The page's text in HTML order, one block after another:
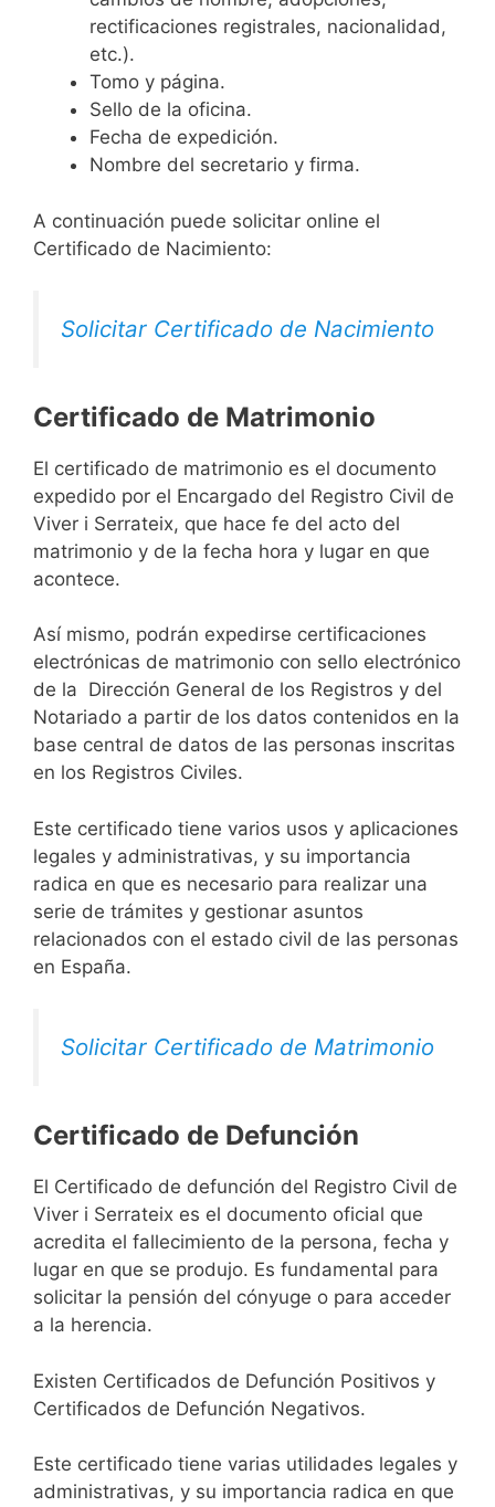
rectificaciones registrales, nacionalidad,
etc.).
Tomo y página.
Sello de la oficina.
Fecha de expedición.
Nombre del secretario y firma.
A continuación puede solicitar online el
Certificado de Nacimiento:
Solicitar Certificado de Nacimiento
Certificado de Matrimonio
El certificado de matrimonio es el documento
expedido por el Encargado del Registro Civil de
Viver i Serrateix, que hace fe del acto del
matrimonio y de la fecha hora y lugar en que
acontece.
Así mismo, podrán expedirse certificaciones
electrónicas de matrimonio con sello electrónico
de la Dirección General de los Registros y del
Notariado a partir de los datos contenidos en la
base central de datos de las personas inscritas
en los Registros Civiles.
Este certificado tiene varios usos y aplicaciones
legales y administrativas, y su importancia
radica en que es necesario para realizar una
serie de trámites y gestionar asuntos
relacionados con el estado civil de las personas
en España.
Solicitar Certificado de Matrimonio
Certificado de Defunción
El Certificado de defunción del Registro Civil de
Viver i Serrateix es el documento oficial que
acredita el fallecimiento de la persona, fecha y
lugar en que se produjo. Es fundamental para
solicitar la pensión del cónyuge o para acceder
a la herencia.
Existen Certificados de Defunción Positivos y
Certificados de Defunción Negativos.
Este certificado tiene varias utilidades legales y
administrativas, y su importancia radica en que